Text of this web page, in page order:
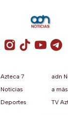
Cuenta de X /
Cuenta de
Cuenta
Azteca 7
Noticias
Deportes
adn
a
TV